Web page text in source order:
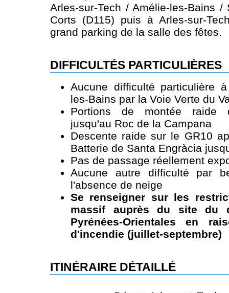
Arles-sur-Tech / Amélie-les-Bains /
Corts (D115) puis à Arles-sur-
grand parking de la salle des fêtes.
DIFFICULTÉS PARTICULIÈRES
Aucune difficulté particulière
les-Bains par la Voie Verte du
Portions de montée raide
jusqu'au Roc de la Campana
Descente raide sur le GR10
Batterie de Santa Engràcia
Pas de passage réellement
Aucune autre difficulté par
l'absence de neige
Se renseigner sur les
massif auprès du site du
Pyrénées-Orientales en
d'incendie (juillet-septembre)
ITINÉRAIRE DÉTAILLÉ